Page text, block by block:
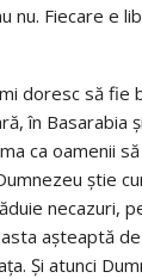
nu. Fiecare e
doresc să fie
în Basarabia
ca oamenii
ştie
necazuri,
aşteaptă
Şi atunci